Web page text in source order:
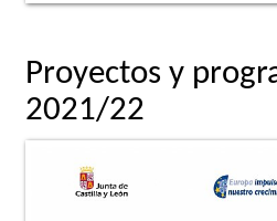
Proyectos y
2021/22